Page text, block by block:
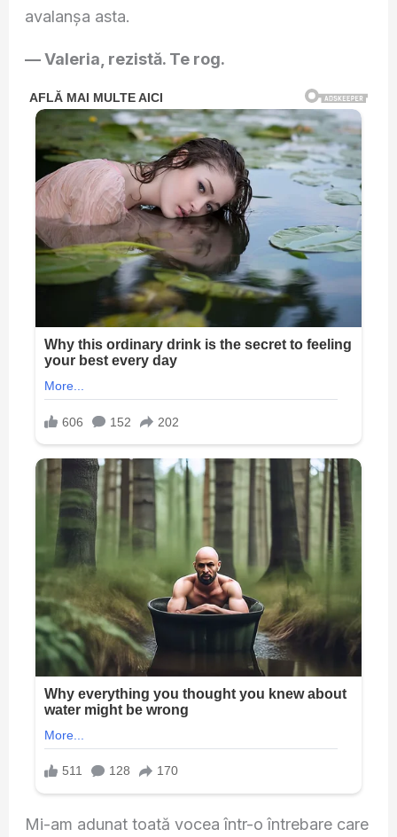
avalanșa asta.
— Valeria, rezistă. Te rog.
Mi-am adunat toată vocea într-o întrebare care